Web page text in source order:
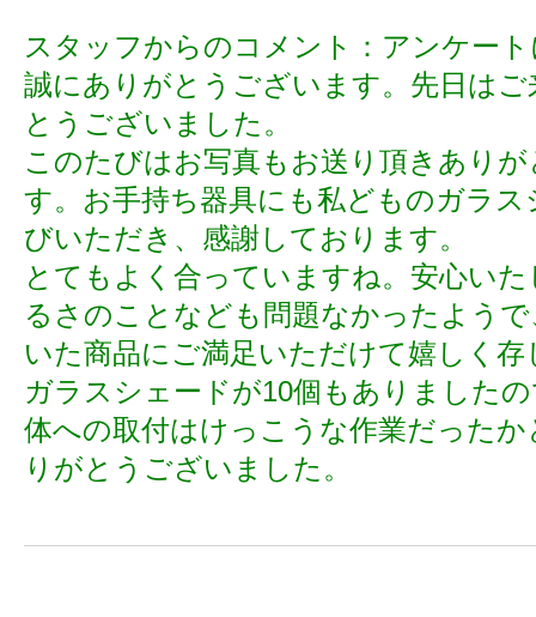
スタッフからのコメント：アンケー
誠にありがとうございます。先日は
とうございました。
このたびはお写真もお送り頂きあり
す。お手持ち器具にも私どものガラ
びいただき、感謝しております。
とてもよく合っていますね。安心い
るさのことなども問題なかったよう
いた商品にご満足いただけて嬉しく存
ガラスシェードが10個もありました
体への取付はけっこうな作業だった
りがとうございました。